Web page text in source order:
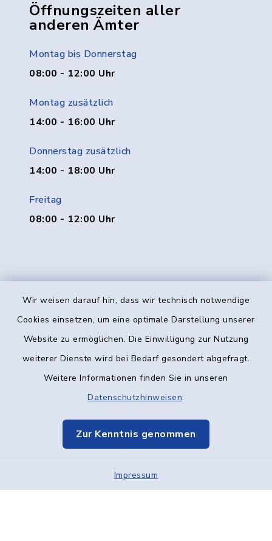
Wir weisen darauf hin, dass wir technisch notwendige
Cookies einsetzen, um eine optimale Darstellung unserer
Website zu ermöglichen. Die Einwilligung zur Nutzung
weiterer Dienste wird bei Bedarf gesondert abgefragt.
Weitere Informationen finden Sie in unseren
Datenschutzhinweisen.
Zur Kenntnis genommen
Impressum
Öffnungszeiten aller
anderen Ämter
Montag bis Donnerstag
08:00 - 12:00 Uhr
Montag zusätzlich
14:00 - 16:00 Uhr
Donnerstag zusätzlich
14:00 - 18:00 Uhr
Freitag
08:00 - 12:00 Uhr
Kontakt
Datenschutz
Elektronische Kommunikation
Sitemap